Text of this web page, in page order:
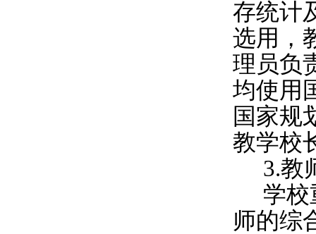
存统计
选用，
理员负
均使用
国家规
教学校
3.教
学校
师的综